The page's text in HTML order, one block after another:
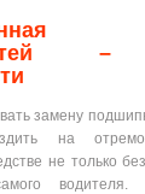
–
замену
на
не только
водителя.